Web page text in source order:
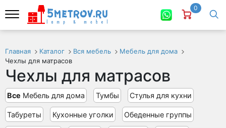
0
Главная Каталог Вся мебель
Мебель для дома
Чехлы для матрасов
Чехлы для матрасов
Все Мебель для дома Тумбы Стулья для кухни
Табуреты Кухонные уголки Обеденные группы